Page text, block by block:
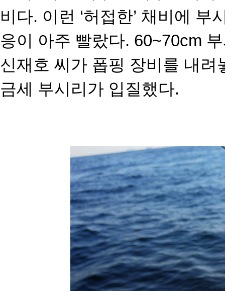
비다. 이런 ‘허접한’ 채비에
응이 아주 빨랐다. 60~70cm
신재호 씨가 폽핑 장비를 내려
금세 부시리가 입질했다.